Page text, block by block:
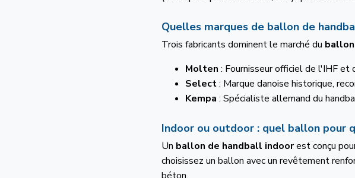
Quelles marques de ballon de
Trois fabricants dominent le marché du
Molten : Fournisseur officiel de l'IHF et
Select: Marque danoise historique,
Kempa : Spécialiste allemand du
Indoor ou outdoor : quel ballon pour
Un ballon de handball indoorest conçu
choisissez un ballon avec un revêtement